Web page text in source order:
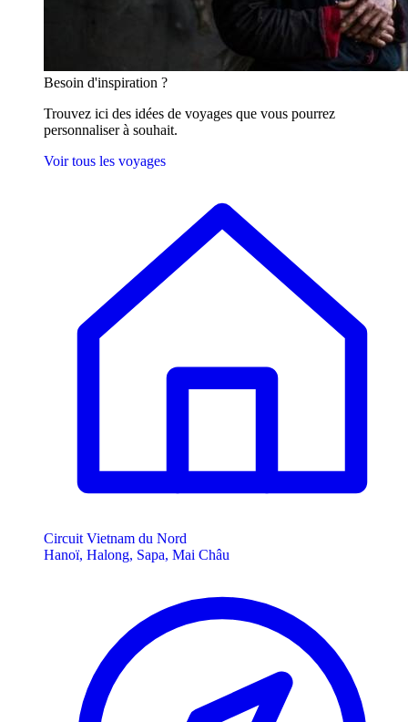
Besoin d'inspiration ?
Trouvez ici des idées de voyages que vous pourrez
personnaliser à souhait.
Voir tous les voyages
Circuit Vietnam du Nord
Hanoï, Halong, Sapa, Mai Châu